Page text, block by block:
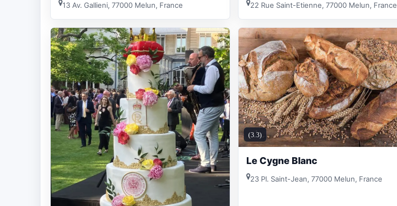
13 Av. Gallieni, 77000 Melun, France 22 Rue Saint-Etienne, 77000 Melun, France
(3.3)
Le Cygne Blanc
23 Pl. Saint-Jean, 77000 Melun, France